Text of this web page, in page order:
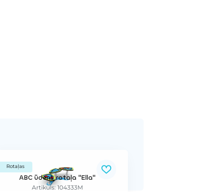
Rotaļas
ABC ūdens rotaļa "Ella"
Artikuls: 104333M